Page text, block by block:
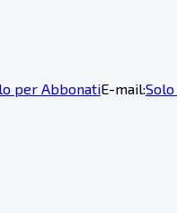
per AbbonatiE-mail: